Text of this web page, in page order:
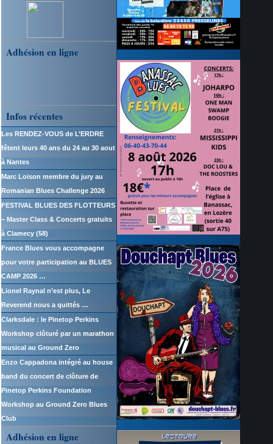
Adhésion en ligne
Infos récentes
Les RENDEZ-VOUS de L’ERDRE
fêtent leurs 40 ans du 24 au 30 aout
à Nantes
Marc Loison membre du jury au
Romanian Blues Challenge 2026
FESTIVAL BLUES DES FLOTTEURS
– Master Class & Concerts gratuits
à Clamecy (58)
France Blues vous accompagne
pour votre participation au BLUES
CAMP 2026 …
Lionel Raynal n’est plus, Le
Reverend nous a quittés …
Clarksdale : le Pinetop Perkins
Workshop clôturé par un marathon
musical au Ground Zero
Enzo Cappadona intégré au house
band du concert de clôture de
Pinetop Perkins Foundation
Workshop au Ground Zero Blues
Club
Adhésion en ligne